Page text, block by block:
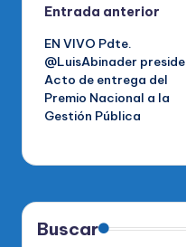
Navegación
de
entradas
Entrada anterior
EN VIVO Pdte.
@LuisAbinader preside
Acto de entrega del
Premio Nacional a la
Gestión Pública
Buscar